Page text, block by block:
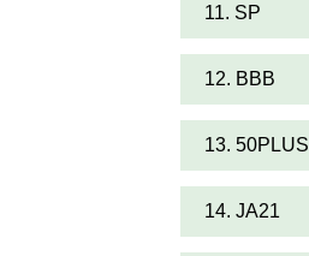
11. SP
12. BBB
13. 50PLUS
14. JA21